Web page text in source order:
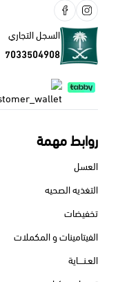
السجل التجاري
7033504908
روابط مهمة
العسل
التغذيه الصحيه
تخفيضات
الفيتامينات و المكملات
العـنــــاية